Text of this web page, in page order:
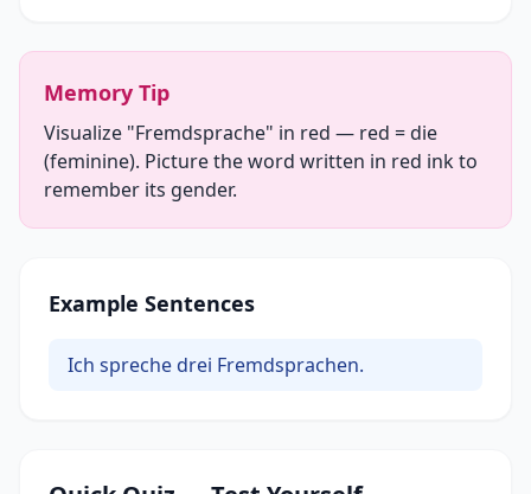
Memory Tip
Visualize "Fremdsprache" in red — red = die
(feminine). Picture the word written in red ink to
remember its gender.
Example Sentences
Ich spreche drei Fremdsprachen.